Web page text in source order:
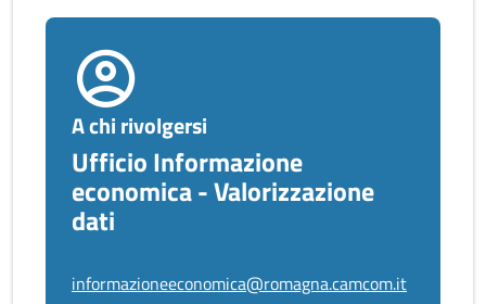
A chi rivolgersi
Ufficio Informazione
economica - Valorizzazione
dati
informazioneeconomica@romagna.camcom.it